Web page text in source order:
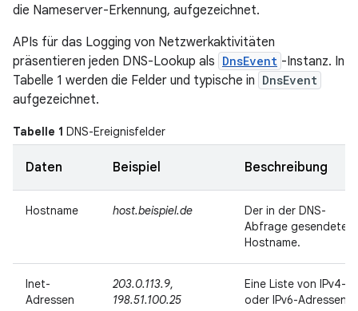
die Nameserver-Erkennung, aufgezeichnet.
APIs für das Logging von Netzwerkaktivitäten
präsentieren jeden DNS-Lookup als DnsEvent -Instanz. In
Tabelle 1 werden die Felder und typische in DnsEvent
aufgezeichnet.
Tabelle 1 DNS-Ereignisfelder
Daten Beispiel Beschreibung
Hostname host.beispiel.de
Der in der DNS-
Abfrage gesendete
Hostname.
Inet-
Adressen
203.0.113.9,
198.51.100.25
Eine Liste von IPv4-
oder IPv6-Adressen,